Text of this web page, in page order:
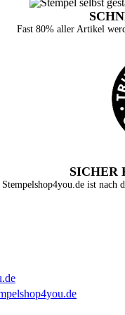
Fast 80% aller Artikel
SICHER
Stempelshop4you.de ist nach